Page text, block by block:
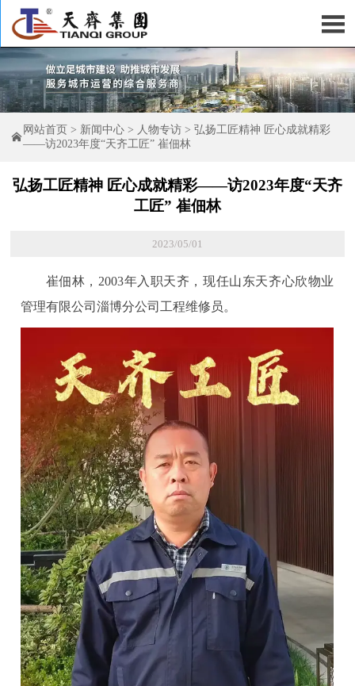


网站首页 > 新闻中心 > 人物专访 > 弘扬工匠精神 匠心成就精彩
——访2023年度“天齐工匠” 崔佃林
弘扬工匠精神 匠心成就精彩——访2023年度“天齐
工匠” 崔佃林
2023/05/01
崔佃林，2003年入职天齐，现任山东天齐心欣物业
管理有限公司淄博分公司工程维修员。